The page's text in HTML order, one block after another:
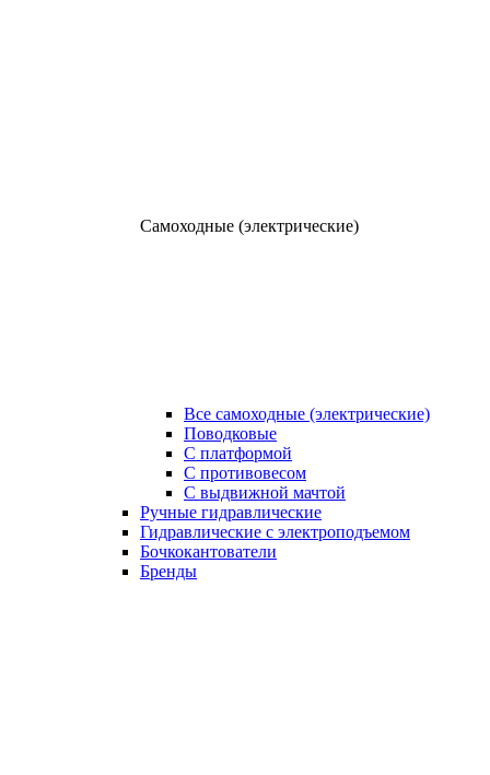
Самоходные (электрические)
Все самоходные (электрические)
Поводковые
С платформой
С противовесом
С выдвижной мачтой
Ручные гидравлические
Гидравлические с электроподъемом
Бочкокантователи
Бренды